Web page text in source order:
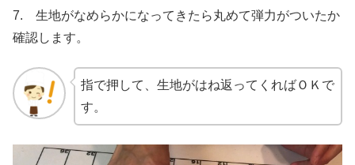
7. 生地がなめらかになってきたら丸めて弾力がついたか
確認します。
指で押して、生地がはね返ってくればＯＫで
す。